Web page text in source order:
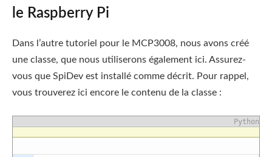
le Raspberry Pi
Dans l’autre tutoriel pour le MCP3008, nous avons créé
une classe, que nous utiliserons également ici. Assurez-
vous que SpiDev est installé comme décrit. Pour rappel,
vous trouverez ici encore le contenu de la classe :
Python